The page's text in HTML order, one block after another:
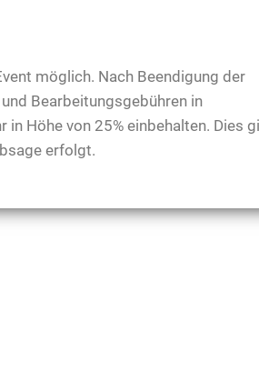
möglich. Nach Beendigung der
Bearbeitungsgebühren in
in Höhe von 25% einbehalten. Dies
erfolgt.